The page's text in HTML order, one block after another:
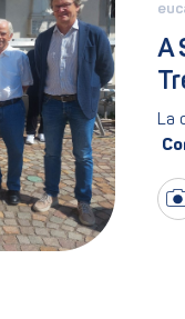
A
La